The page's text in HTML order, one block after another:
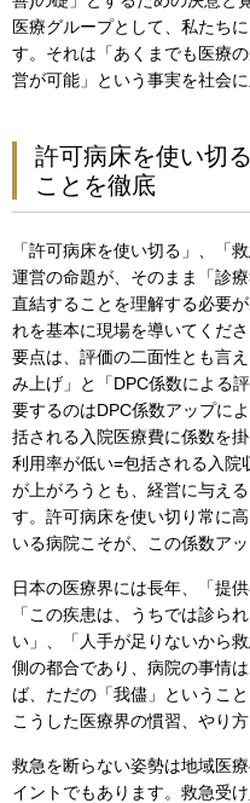
医療グループとして、私たち
す。それは「あくまでも医療
営が可能」という事実を社会
許可病床を使い切
ことを徹底
「許可病床を使い切る」、「
運営の命題が、そのまま「診
直結することを理解する必要
れを基本に現場を導いてくだ
要点は、評価の二面性とも言
み上げ」と「DPC係数による
要するのはDPC係数アップに
括される入院医療費に係数を
利用率が低い=包括される入院
が上がろうとも、経営に与え
す。許可病床を使い切り常に
いる病院こそが、この係数ア
日本の医療界には長年、「提
「この疾患は、うちでは診ら
い」、「人手が足りないから
側の都合であり、病院の事情
ば、ただの「我儘」というこ
こうした医療界の慣習、やり
救急を断らない姿勢は地域医
イントでもあります。救急受